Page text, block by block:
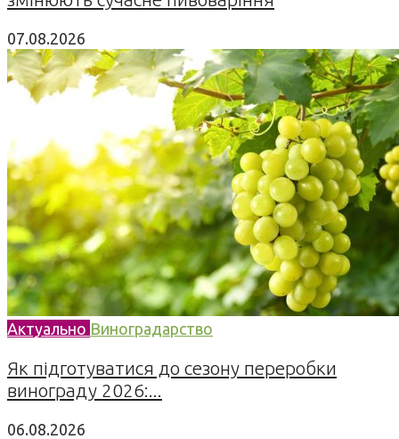
07.08.2026
Актуально Виноградарство
Як підготуватися до сезону переробки
винограду 2026:...
06.08.2026